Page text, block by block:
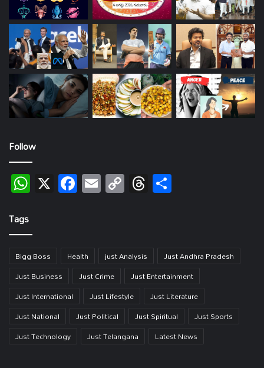
Follow
WhatsApp
X Facebook
EmailCopy
Link
Threads
Tags
Bigg Boss Health just Analysis
Just Andhra Pradesh
Just Business
Just Crime
Just Entertainment
Just International
Just Lifestyle
Just Literature
Just National
Just Political Just Spiritual
Just Sports
Just Technology
Just Telangana Latest News